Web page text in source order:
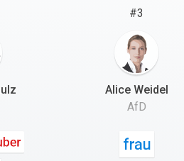
#3
Alice Weidel
AfD
frau